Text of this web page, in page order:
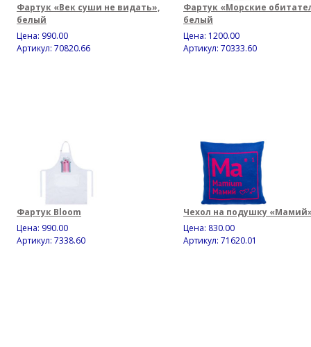
Фартук «Век суши не видать»,
белый
Цена: 990.00
Артикул: 70820.66
Фартук «Морские
белый
Цена: 1200.00
Артикул: 70333.60
Фартук Bloom
Цена: 990.00
Артикул: 7338.60
Чехол на подушку
Цена: 830.00
Артикул: 71620.01